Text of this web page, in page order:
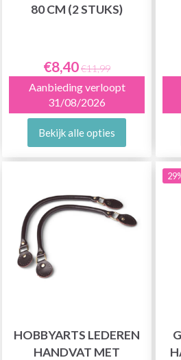
80 CM (2 STUKS)
€8,40€11,99
Aanbieding verloopt
31/08/2026
Bekijk alle opties
HOBBYARTS LEDEREN
HANDVAT MET